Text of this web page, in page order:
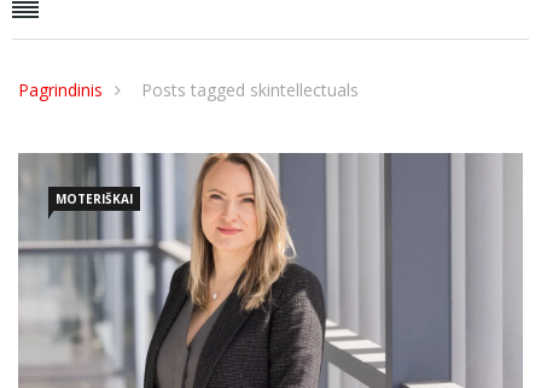
Pagrindinis Posts tagged skintellectuals
MOTERIŠKAI